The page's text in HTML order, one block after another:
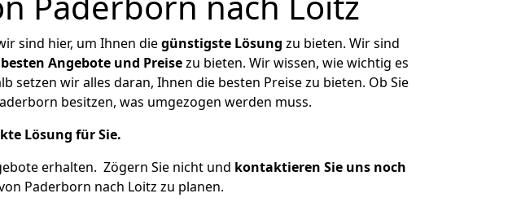
sind hier, um Ihnen diegünstigste Lösung zu bieten. Wir sind
Angebote und Preisezu bieten. Wir wissen, wie wichtig es
setzen wir alles daran, Ihnen die besten Preise zu bieten. Ob Sie
besitzen, was umgezogen werden muss.
Lösung für Sie.
erhalten. Zögern Sie nicht und kontaktieren Sie uns noch
Paderborn nach Loitz zu planen.